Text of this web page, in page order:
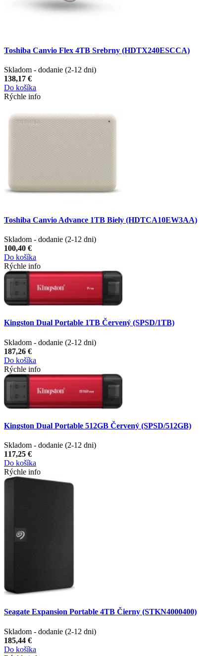
Toshiba Canvio Flex 4TB Srebrny (HDTX240ESCCA)
Skladom - dodanie (2-12 dni)
138,17 €
Do košíka
Rýchle info
Toshiba Canvio Advance 1TB Biely (HDTCA10EW3AA)
Skladom - dodanie (2-12 dni)
100,40 €
Do košíka
Rýchle info
Kingston Dual Portable 1TB Červený (SPSD/1TB)
Skladom - dodanie (2-12 dni)
187,26 €
Do košíka
Rýchle info
Kingston Dual Portable 512GB Červený (SPSD/512GB)
Skladom - dodanie (2-12 dni)
117,25 €
Do košíka
Rýchle info
Seagate Expansion Portable 4TB Čierny (STKN4000400)
Skladom - dodanie (2-12 dni)
185,44 €
Do košíka